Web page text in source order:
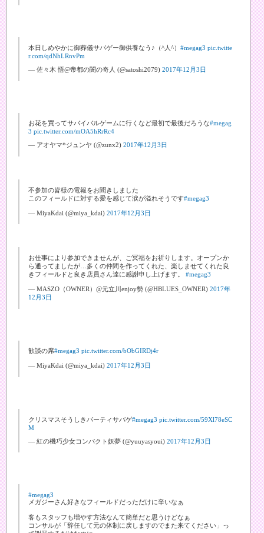
本日しめやかに御葬儀サバゲー御供養なう♪（^人^） #megag3 pic.twitte
r.com/qdNhLRnvPm
— 佐々木 悟@帝都の闇の奇人 (@satoshi2079) 2017年12月3日
お花を買ってサバイバルゲームに行くなど最初で最後だろうな#megag
3 pic.twitter.com/mOA5hRrRc4
— アオヤマ*ジュンヤ (@zunx2) 2017年12月3日
不参加の皆様の電報をお聞きしました
このフィールドに対する愛を感じて涙が溢れそうです#megag3
— MiyaKdai (@miya_kdai) 2017年12月3日
お仕事により参加できませんが、ご冥福をお祈りします。オープンか
ら通ってましたが…多くの仲間を作ってくれた、楽しませてくれた良
きフィールドと良き店員さん達に感謝申し上げます。 #megag3
— MASZO（OWNER）@元立川enjoy勢 (@HBLUES_OWNER) 2017年
12月3日
歓談の席#megag3 pic.twitter.com/bObGIRDj4r
— MiyaKdai (@miya_kdai) 2017年12月3日
クリスマスそうしきパーティサバゲ#megag3 pic.twitter.com/59Xl78eSC
M
— 紅の機巧少女コンパクト妖夢 (@yuuyasyoui) 2017年12月3日
#megag3
メガジーさん好きなフィールドだっただけに辛いなぁ
客もスタッフも増やす方法なんて簡単だと思うけどなぁ
コンサルが「辞任して元の体制に戻しますのでまた来てください」っ